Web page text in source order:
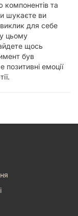
компонентів та
шукаєте ви
для себе
цьому
щось
був
емоції